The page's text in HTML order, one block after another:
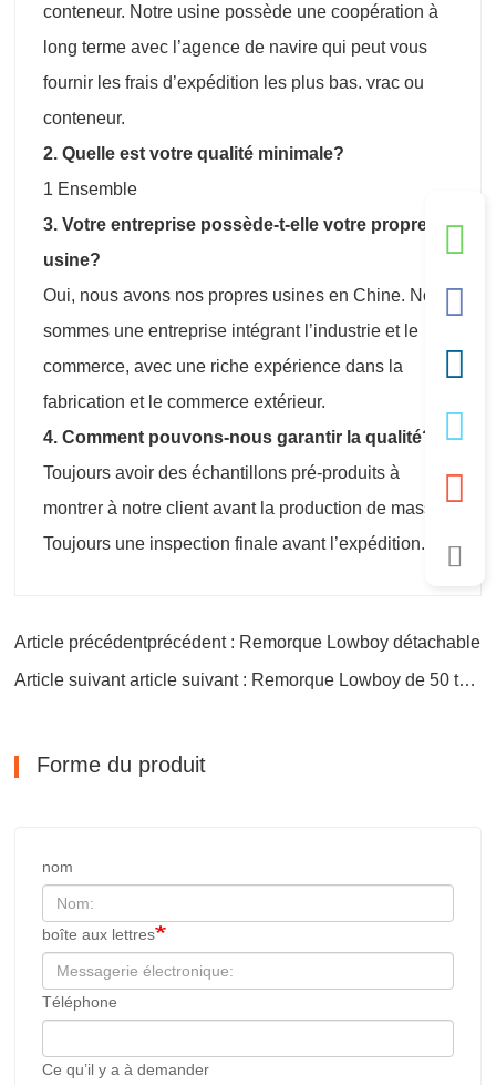
conteneur. Notre usine possède une coopération à
long terme avec l’agence de navire qui peut vous
fournir les frais d’expédition les plus bas. vrac ou
conteneur.
2. Quelle est votre qualité minimale?
1 Ensemble
3. Votre entreprise possède-t-elle votre propre
usine?
Oui, nous avons nos propres usines en Chine. Nous
sommes une entreprise intégrant l’industrie et le
commerce, avec une riche expérience dans la
fabrication et le commerce extérieur.
4. Comment pouvons-nous garantir la qualité?
Toujours avoir des échantillons pré-produits à
montrer à notre client avant la production de masse.
Toujours une inspection finale avant l’expédition.
Article précédentprécédent : Remorque Lowboy détachable
Article suivant article suivant : Remorque Lowboy de 50 tonnes
Forme du produit
nom
boîte aux lettres
Téléphone
Ce qu’il y a à demander